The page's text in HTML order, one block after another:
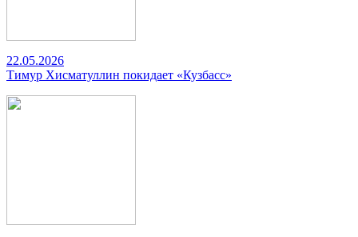
22.05.2026
Тимур Хисматуллин покидает «Кузбасс»